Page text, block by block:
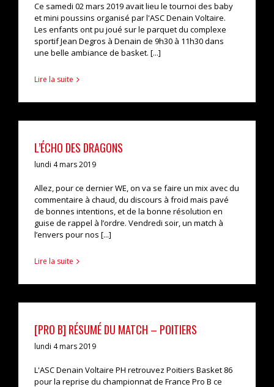
Ce samedi 02 mars 2019 avait lieu le tournoi des baby
et mini poussins organisé par l'ASC Denain Voltaire.
Les enfants ont pu joué sur le parquet du complexe
sportif Jean Degros à Denain de 9h30 à 11h30 dans
une belle ambiance de basket. [...]
Lire la suite
L’ÉCHO DES DRAGONS
lundi 4 mars 2019
Allez, pour ce dernier WE, on va se faire un mix avec du
commentaire à chaud, du discours à froid mais pavé
de bonnes intentions, et de la bonne résolution en
guise de rappel à l’ordre. Vendredi soir, un match à
l’envers pour nos [...]
Lire la suite
[PRO B] RÉSUMÉ DU MATCH – POITIERS
lundi 4 mars 2019
L'ASC Denain Voltaire PH retrouvez Poitiers Basket 86
pour la reprise du championnat de France Pro B ce